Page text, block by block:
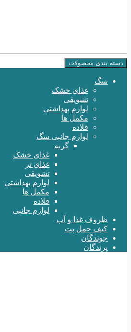
دسته بندی محصولات
سگ
غذای خشک
تشویقی
لوازم بهداشتی
مکمل ها
قلاده
لوازم جانبی سگ
گربه
غذای خشک
غذای تر
تشویقی
لوازم بهداشتی
مکمل ها
قلاده
لوازم جانبی
ظروف غذا و آب
کیف حمل پت
جوندگان
پرندگان